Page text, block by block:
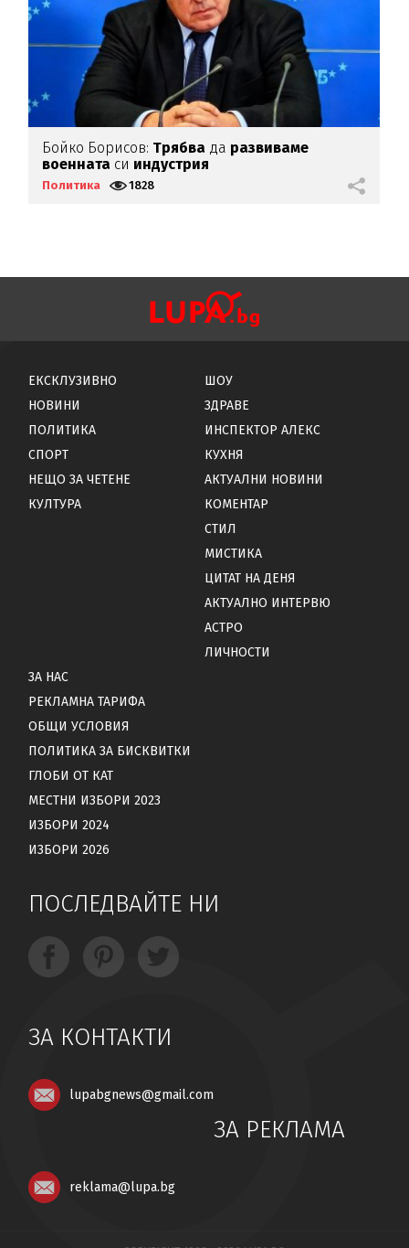
Бойко Борисов: Трябва да развиваме
военната си индустрия
Политика 1828
ЕКСКЛУЗИВНО
НОВИНИ
ПОЛИТИКА
СПОРТ
НЕЩО ЗА ЧЕТЕНЕ
КУЛТУРА
ШОУ
ЗДРАВЕ
ИНСПЕКТОР АЛЕКС
КУХНЯ
АКТУАЛНИ НОВИНИ
КОМЕНТАР
СТИЛ
МИСТИКА
ЦИТАТ НА ДЕНЯ
АКТУАЛНО ИНТЕРВЮ
АСТРО
ЛИЧНОСТИ
ЗА НАС
РЕКЛАМНА ТАРИФА
ОБЩИ УСЛОВИЯ
ПОЛИТИКА ЗА БИСКВИТКИ
ГЛОБИ ОТ КАТ
МЕСТНИ ИЗБОРИ 2023
ИЗБОРИ 2024
ИЗБОРИ 2026
ПОСЛЕДВАЙТЕ НИ
ЗА КОНТАКТИ
lupabgnews@gmail.com
ЗА РЕКЛАМА
reklama@lupa.bg